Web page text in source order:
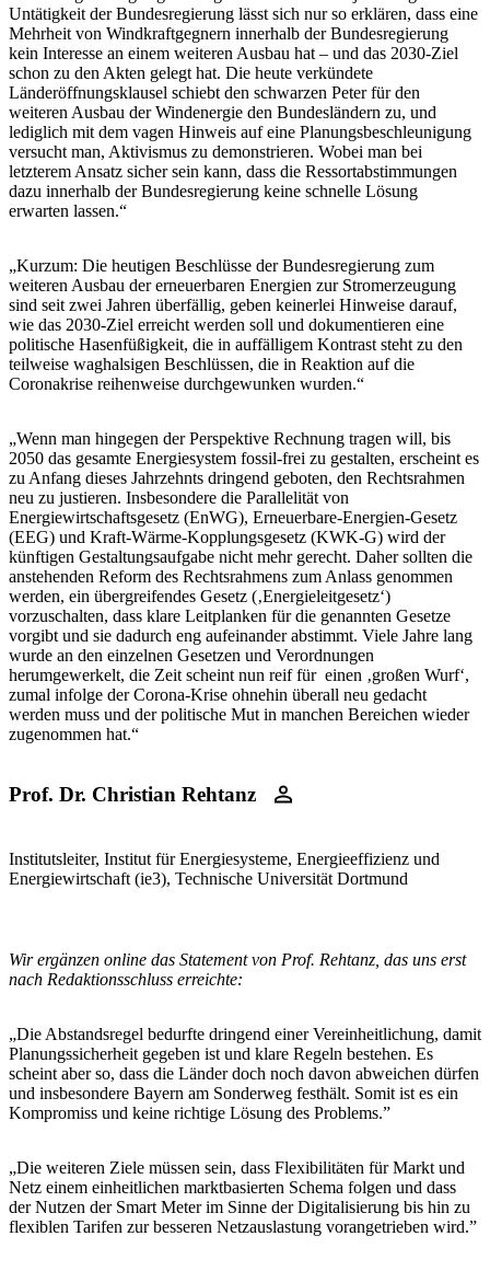
Untätigkeit der Bundesregierung lässt sich nur so erklären, dass eine
Mehrheit von Windkraftgegnern innerhalb der Bundesregierung
kein Interesse an einem weiteren Ausbau hat – und das 2030-Ziel
schon zu den Akten gelegt hat. Die heute verkündete
Länderöffnungsklausel schiebt den schwarzen Peter für den
weiteren Ausbau der Windenergie den Bundesländern zu, und
lediglich mit dem vagen Hinweis auf eine Planungsbeschleunigung
versucht man, Aktivismus zu demonstrieren. Wobei man bei
letzterem Ansatz sicher sein kann, dass die Ressortabstimmungen
dazu innerhalb der Bundesregierung keine schnelle Lösung
erwarten lassen.“
„Kurzum: Die heutigen Beschlüsse der Bundesregierung zum
weiteren Ausbau der erneuerbaren Energien zur Stromerzeugung
sind seit zwei Jahren überfällig, geben keinerlei Hinweise darauf,
wie das 2030-Ziel erreicht werden soll und dokumentieren eine
politische Hasenfüßigkeit, die in auffälligem Kontrast steht zu den
teilweise waghalsigen Beschlüssen, die in Reaktion auf die
Coronakrise reihenweise durchgewunken wurden.“
„Wenn man hingegen der Perspektive Rechnung tragen will, bis
2050 das gesamte Energiesystem fossil-frei zu gestalten, erscheint es
zu Anfang dieses Jahrzehnts dringend geboten, den Rechtsrahmen
neu zu justieren. Insbesondere die Parallelität von
Energiewirtschaftsgesetz (EnWG), Erneuerbare-Energien-Gesetz
(EEG) und Kraft-Wärme-Kopplungsgesetz (KWK-G) wird der
künftigen Gestaltungsaufgabe nicht mehr gerecht. Daher sollten die
anstehenden Reform des Rechtsrahmens zum Anlass genommen
werden, ein übergreifendes Gesetz (‚Energieleitgesetz‘)
vorzuschalten, dass klare Leitplanken für die genannten Gesetze
vorgibt und sie dadurch eng aufeinander abstimmt. Viele Jahre lang
wurde an den einzelnen Gesetzen und Verordnungen
herumgewerkelt, die Zeit scheint nun reif für einen ‚großen Wurf‘,
zumal infolge der Corona-Krise ohnehin überall neu gedacht
werden muss und der politische Mut in manchen Bereichen wieder
zugenommen hat.“
Prof. Dr. Christian Rehtanz
Institutsleiter, Institut für Energiesysteme, Energieeffizienz und
Energiewirtschaft (ie3), Technische Universität Dortmund
Wir ergänzen online das Statement von Prof. Rehtanz, das uns erst
nach Redaktionsschluss erreichte:
„Die Abstandsregel bedurfte dringend einer Vereinheitlichung, damit
Planungssicherheit gegeben ist und klare Regeln bestehen. Es
scheint aber so, dass die Länder doch noch davon abweichen dürfen
und insbesondere Bayern am Sonderweg festhält. Somit ist es ein
Kompromiss und keine richtige Lösung des Problems.”
„Die weiteren Ziele müssen sein, dass Flexibilitäten für Markt und
Netz einem einheitlichen marktbasierten Schema folgen und dass
der Nutzen der Smart Meter im Sinne der Digitalisierung bis hin zu
flexiblen Tarifen zur besseren Netzauslastung vorangetrieben wird.”